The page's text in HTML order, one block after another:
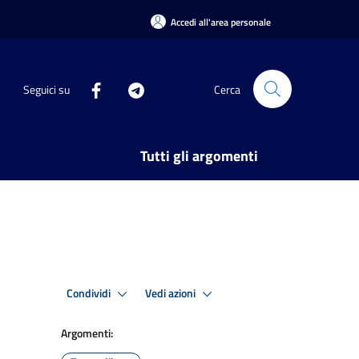
Accedi all'area personale
Seguici su Cerca
Tutti gli argomenti
Condividi Vedi azioni
Argomenti: